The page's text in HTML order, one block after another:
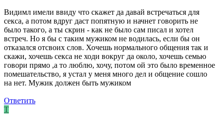
Видимл имели ввиду что скажет да давай встречаться для
секса, а потом вдруг даст попятную и начнет говорить не
было такого, а ты скрин - как не было сам писал и хотел
встреч. Но я бы с таким мужиком не водилась, если бы он
отказался отсвоих слов. Хочешь нормального общения так и
скажи, хочешь секса не ходи вокруг да около, хочешь семью
говори прямо ,а то люблю, хочу, потом ой это было временное
помешательство, я устал у меня много дел и общение сошло
на нет. Мужик должен быть мужиком
Ответить
T